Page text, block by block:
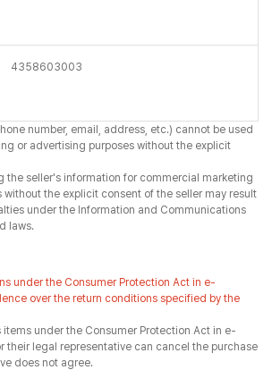
4358603003
number, email, address, etc.) cannot be used
or advertising purposes without the explicit
the seller's information for commercial marketing
without the explicit consent of the seller may result
under the Information and Communications
laws.
under the Consumer Protection Act in e-
over the return conditions specified by the
items under the Consumer Protection Act in e-
their legal representative can cancel the purchase
does not agree.